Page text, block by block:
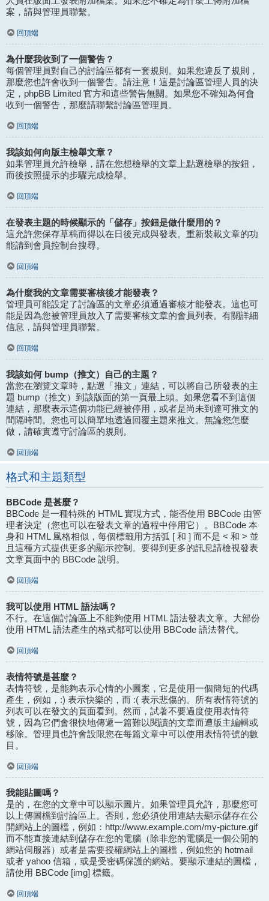
案，請與管理員聯繫。
回頂端
為什麼我收到了一個警告？
每個管理員對自己的討論區都有一套規則。如果您違反了規則，
那麼您也許會收到一個警告。請注意！這是討論區管理人員的決
定，phpBB Limited 官方和這些警告無關。如果您不確知為何會
收到一個警告，那麼請聯繫討論區管理員。
回頂端
我該如何向版主檢舉文章？
如果管理員允許檢舉，請在您想檢舉的文章上點選檢舉的按鈕，
而後按照提示的步驟完成檢舉。
回頂端
在發表主題的時候顯示的「儲存」按鈕是做什麼用的？
這允許您保存草稿而得以在日後完成與發表。重新裝載文章的功
能請到會員控制台搜尋。
回頂端
為什麼我的文章需要審核後才能發表？
管理員可能設定了討論區的文章必須通過審核才能發表。這也可
能是因為您被管理員放入了需要審核文章的會員列表。有關詳細
信息，請與管理員聯繫。
回頂端
我該如何 bump（推文）自己的主題？
當您在瀏覽文章時，點選「推文」連結，可以將自己所發表的主
題 bump（推文）到該版面的第一頁最上頭。如果您看不到這個
連結，那麼表示這個功能已經被停用，或者是尚未到達可推文的
間隔時間。您也可以簡單地透過回覆主題來推文。無論您怎麼
做，請確實遵守討論區的規則。
回頂端
格式和主題類型
BBCode 是甚麼？
BBCode 是一種特殊的 HTML 實現方式，能否使用 BBCode 由管
理者決定（您也可以在發表文章的過程中停用它）。BBCode 本
身和 HTML 風格相似，每個標籤用方括弧 [ 和 ] 而不是 < 和 > 並
且這種方式提供更多的顯示控制。要得到更多的訊息請檢視發表
文章頁面中的 BBCode 說明。
回頂端
我可以使用 HTML 語法嗎？
不行。在這個討論區上不能夠使用 HTML 語法發表文章。大部份
使用 HTML 語法產生的格式都可以使用 BBCode 語法替代。
回頂端
表情符號是甚麼？
表情符號，是能夠表示心情的小圖案，它是使用一個簡短的代碼
產生，例如，:) 表示快樂的，而 :( 表示悲傷的。所有表情符號的
列表可以在發文的頁面看到。然而，試著不要過度使用表情符
號，因為它們會很快地傳遞一篇難以閱讀的文章而遭版主編輯或
移除。管理員也許會設限您在每篇文章中可以使用表情符號的數
目。
回頂端
我能貼圖嗎？
是的，在您的文章中可以顯示圖片。如果管理員允許，那麼您可
以上傳圖檔到討論區上。否則，您必須使用連結去顯示儲存在公
開網站上的圖檔，例如：http://www.example.com/my-picture.gif
而不能直接連結到儲存在您的電腦（除非您的電腦是一個公開的
網站伺服器）或者是需要授權網站上的圖檔，例如您的 hotmail
或者 yahoo 信箱，或是受密碼保護的網站。要顯示連結的圖檔，
請使用 BBCode [img] 標籤。
回頂端